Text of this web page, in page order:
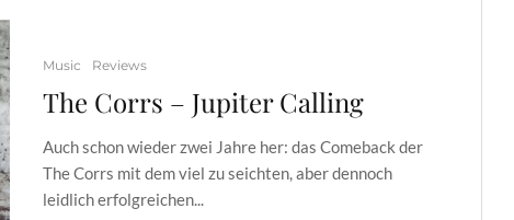
Music Reviews
The Corrs – Jupiter Calling
Auch schon wieder zwei Jahre her: das Comeback der
The Corrs mit dem viel zu seichten, aber dennoch
leidlich erfolgreichen...